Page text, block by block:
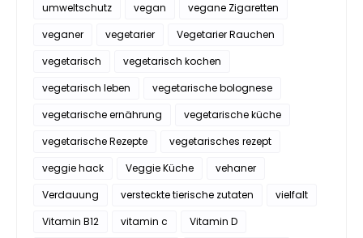
umweltschutz
vegan
vegane Zigaretten
veganer
vegetarier
Vegetarier Rauchen
vegetarisch
vegetarisch kochen
vegetarisch leben
vegetarische bolognese
vegetarische ernährung
vegetarische küche
vegetarische Rezepte
vegetarisches rezept
veggie hack
Veggie Küche
vehaner
Verdauung
versteckte tierische zutaten
vielfalt
Vitamin B12
vitamin c
Vitamin D